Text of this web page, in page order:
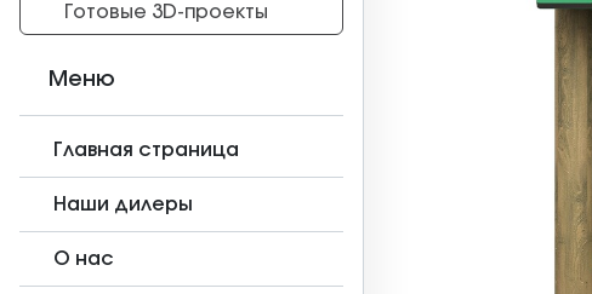
Готовые 3D-проекты
Меню
Главная страница
Наши дилеры
О нас